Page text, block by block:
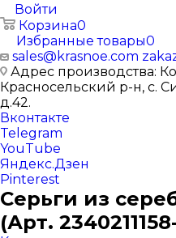
Войти
Корзина0
Избранные товары0
sales@krasnoe.com
Адрес производства:
Красносельский р-н, с.
д.42.
Вконтакте
Telegram
YouTube
Яндекс.Дзен
Pinterest
Серьги из
(Арт.